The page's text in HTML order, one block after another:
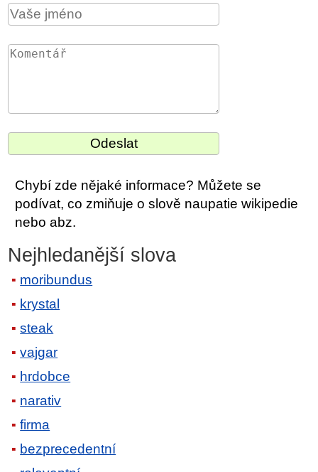
Chybí zde nějaké informace? Můžete se
podívat, co zmiňuje o slově naupatie wikipedie
nebo abz.
Nejhledanější slova
moribundus
krystal
steak
vajgar
hrdobce
narativ
firma
bezprecedentní